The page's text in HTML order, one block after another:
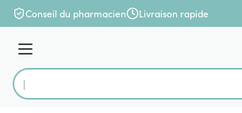
Aller au contenu
Conseil du pharmacien Livraison rapide
Menu
Rechercher